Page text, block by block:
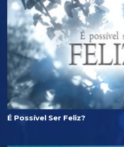
É Possível Ser Feliz?